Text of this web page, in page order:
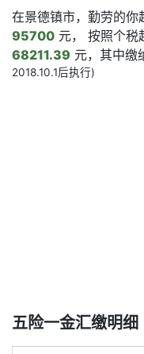
在景德镇市，勤劳的你
95700 元， 按照个
68211.39 元，其中缴
2018.10.1后执行)
五险一金汇缴明细